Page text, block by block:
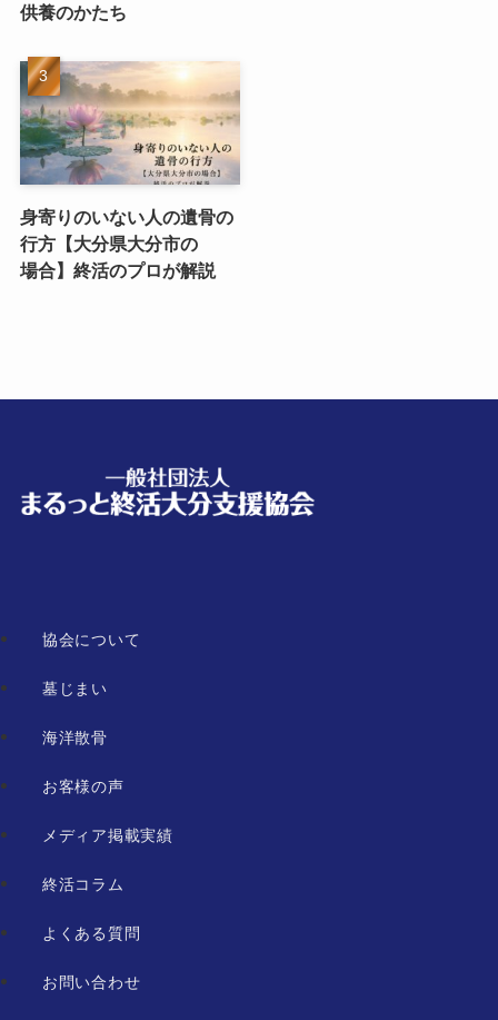
供養のかたち
身寄りのいない​人の​遺骨の​
行方​【大分県大分市の​
場合】終活の​プロが​解説
協会について
墓じまい
海洋散骨
お客様の声
メディア掲載実績
終活コラム
よくある質問
お問い合わせ